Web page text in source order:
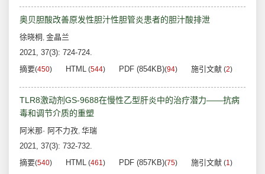
奥贝胆酸改善原发性胆汁性胆管炎患者的胆汁酸排泄
徐晓桐, 金晶兰
2021, 37(3): 724-724.
摘要(450) HTML (544) PDF (854KB)(94) 施引文献 (2)
TLR8激动剂GS-9688在慢性乙型肝炎中的治疗潜力——抗病
毒和调节介质的重塑
阿米那· 阿不力孜, 华瑞
2021, 37(3): 732-732.
摘要(540) HTML (461) PDF (857KB)(75) 施引文献 (1)